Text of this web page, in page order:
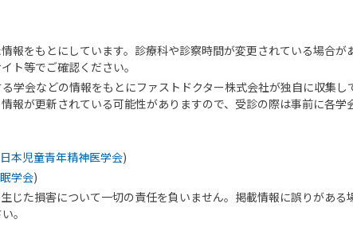
報をもとにしています。診療科や診察時間が変更されている場合が
ト等でご確認ください。
学会などの情報をもとにファストドクター株式会社が独自に収集し
報が更新されている可能性がありますので、受診の際は事前に各学
本児童青年精神医学会)
学会)
じた損害について一切の責任を負いません。掲載情報に誤りがある
。